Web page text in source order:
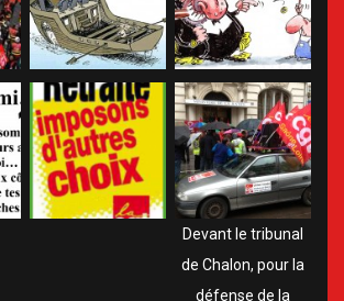
Devant le tribunal
de Chalon, pour la
défense de la